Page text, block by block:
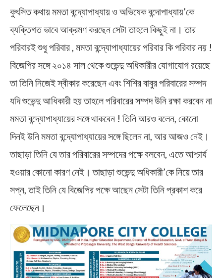
কুৎসিত কথায় মমতা বন্দ্যোপাধ্যায় ও অভিষেক বন্দোপাধ্যায়’কে
ব্যক্তিগত ভাবে আক্রমণ করছেন সেটা তাহলে কিছুই না। তার
পরিবারই শুধু পরিবার , মমতা বন্দ্যোপাধ্যায়ের পরিবার কি পরিবার নয় !
বিজেপির সঙ্গে ২০১৪ সাল থেকে শুভেন্দু অধিকারীর যোগাযোগ রয়েছে
তা তিনি নিজেই স্বীকার করেছেন এবং শিশির বাবুর পরিবারের সম্পদ
যদি শুভেন্দু আধিকারী হয় তাহলে পরিবারের সম্পদ উনি রক্ষা করবেন না
মমতা বন্দ্যোপাধ্যায়ের সঙ্গে থাকবেন ! তিনি আরও বলেন, কোনো
দিনই উনি মমতা বন্দ্যোপাধ্যায়ের সঙ্গে ছিলেন না, আর আজও নেই।
তাছাড়া তিনি যে তার পরিবারের সম্পদের পক্ষে বলবেন, এতে আশ্চার্য
হওয়ার কোনো কারণ নেই। তাছাড়া শুভেন্দু অধিকারী’কে নিয়ে তার
সপ্ন, তাই তিনি যে বিজেপির পক্ষে আছেন সেটা তিনি প্রকাশ করে
ফেলেছেন।